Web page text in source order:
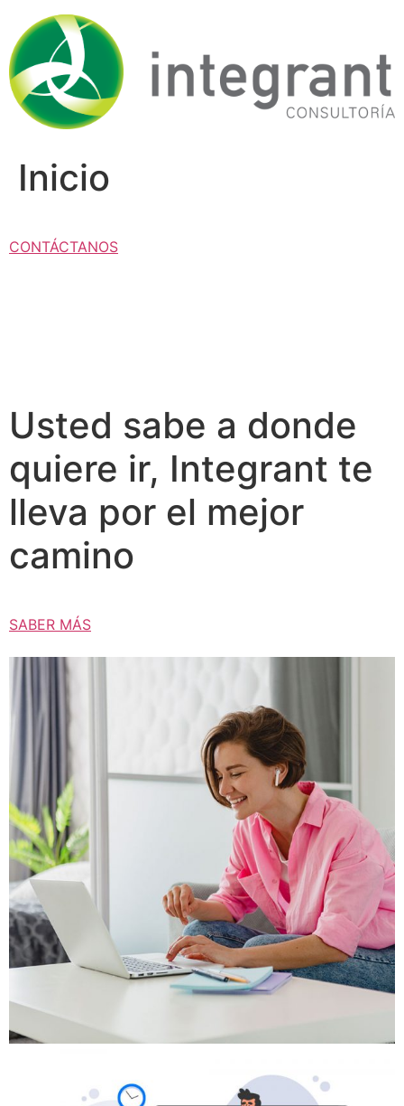
contenido
Inicio
CONTÁCTANOS
Usted sabe a donde
quiere ir, Integrant te
lleva por el mejor
camino
SABER MÁS